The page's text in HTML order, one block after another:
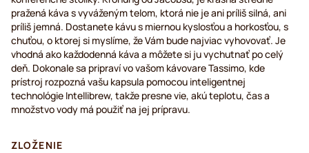
pražená káva s vyváženým telom, ktorá nie je ani príliš silná, ani
príliš jemná. Dostanete kávu s miernou kyslosťou a horkosťou, s
chuťou, o ktorej si myslíme, že Vám bude najviac vyhovovať. Je
vhodná ako každodenná káva a môžete si ju vychutnať po celý
deň. Dokonale sa pripraví vo vašom kávovare Tassimo, kde
prístroj rozpozná vašu kapsula pomocou inteligentnej
technológie Intellibrew, takže presne vie, akú teplotu, čas a
množstvo vody má použiť na jej prípravu.
ZLOŽENIE